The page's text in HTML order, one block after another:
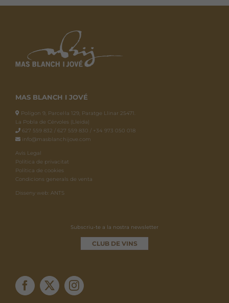
MAS BLANCH I JOVÉ
Polígon 9, Parcel·la 129, Paratge Llinar 25471.
La Pobla de Cérvoles (Lleida)
627 559 832 / 627 559 830 / +34 973 050 018
info@masblanchijove.com
Avís Legal
Política de privacitat
Política de cookies
Condicions generals de venta
Disseny web: ANTS
Subscriu-te a la nostra newsletter
CLUB DE VINS